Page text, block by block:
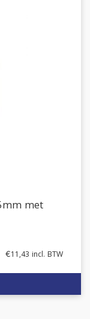
met
€11,43 incl. BTW